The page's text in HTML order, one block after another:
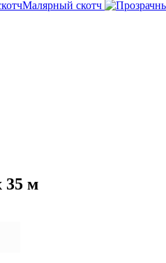
Малярный скотч
35 м